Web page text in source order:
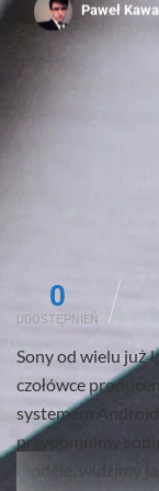
Paweł
0
UDOSTĘPNIEŃ
Sony od wielu już
czołówce
systemem
przypomnimy
modele, widzimy